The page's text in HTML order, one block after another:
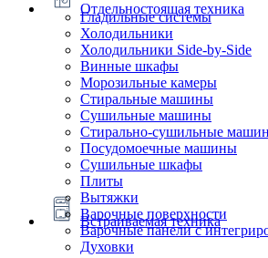
Отдельностоящая техника
Гладильные системы
Холодильники
Холодильники Side-by-Side
Винные шкафы
Морозильные камеры
Стиральные машины
Сушильные машины
Стирально-сушильные
Посудомоечные машины
Сушильные шкафы
Плиты
Встраиваемая техника
Вытяжки
Варочные поверхности
Варочные панели с
Духовки